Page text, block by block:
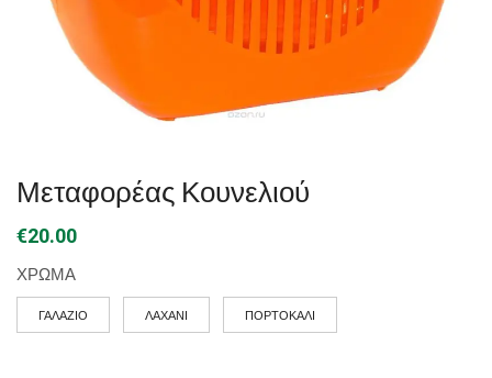
Μεταφορέας Κουνελιού
€20.00
ΧΡΩΜΑ
ΓΑΛΑΖΙΟ ΛΑΧΑΝΙ ΠΟΡΤΟΚΑΛΙ